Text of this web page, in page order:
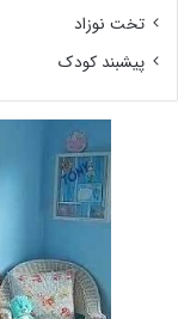
تخت نوزاد
پیشبند کودک